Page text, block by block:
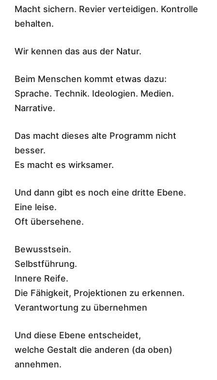
Macht sichern. Revier verteidigen. Kontrolle
behalten.
Wir kennen das aus der Natur.
Beim Menschen kommt etwas dazu:
Sprache. Technik. Ideologien. Medien.
Narrative.
Das macht dieses alte Programm nicht
besser.
Es macht es wirksamer.
Und dann gibt es noch eine dritte Ebene.
Eine leise.
Oft übersehene.
Bewusstsein.
Selbstführung.
Innere Reife.
Die Fähigkeit, Projektionen zu erkennen.
Verantwortung zu übernehmen
Und diese Ebene entscheidet,
welche Gestalt die anderen (da oben)
annehmen.